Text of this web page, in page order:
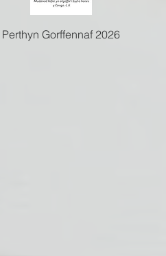
Perthyn Gorffennaf 2026